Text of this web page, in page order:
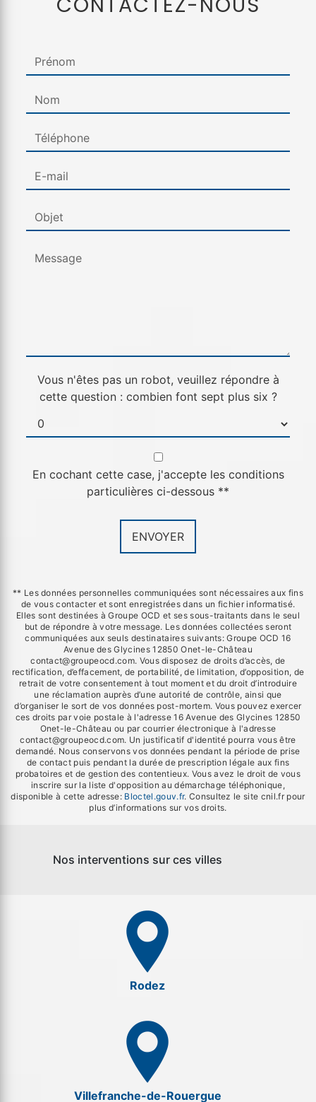
Vous n'êtes pas un robot, veuillez répondre à
cette question : combien font sept plus six ?
En cochant cette case, j'accepte les conditions
particulières ci-dessous **
ENVOYER
** Les données personnelles communiquées sont nécessaires aux fins
de vous contacter et sont enregistrées dans un fichier informatisé.
Elles sont destinées à Groupe OCD et ses sous-traitants dans le seul
but de répondre à votre message. Les données collectées seront
communiquées aux seuls destinataires suivants: Groupe OCD 16
Avenue des Glycines 12850 Onet-le-Château
contact@groupeocd.com. Vous disposez de droits d’accès, de
rectification, d’effacement, de portabilité, de limitation, d’opposition, de
retrait de votre consentement à tout moment et du droit d’introduire
une réclamation auprès d’une autorité de contrôle, ainsi que
d’organiser le sort de vos données post-mortem. Vous pouvez exercer
ces droits par voie postale à l'adresse 16 Avenue des Glycines 12850
Onet-le-Château ou par courrier électronique à l'adresse
contact@groupeocd.com. Un justificatif d'identité pourra vous être
demandé. Nous conservons vos données pendant la période de prise
de contact puis pendant la durée de prescription légale aux fins
probatoires et de gestion des contentieux. Vous avez le droit de vous
inscrire sur la liste d'opposition au démarchage téléphonique,
disponible à cette adresse: Bloctel.gouv.fr. Consultez le site cnil.fr pour
plus d’informations sur vos droits.
Nos interventions sur ces villes
Rodez
Villefranche-de-Rouergue